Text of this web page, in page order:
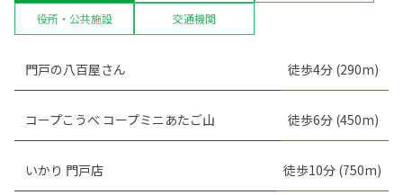
役所・公共施設 交通機関
門戸の八百屋さん 徒歩4分 (290m)
コープこうべ コープミニあたご山 徒歩6分 (450m)
いかり 門戸店 徒歩10分 (750m)